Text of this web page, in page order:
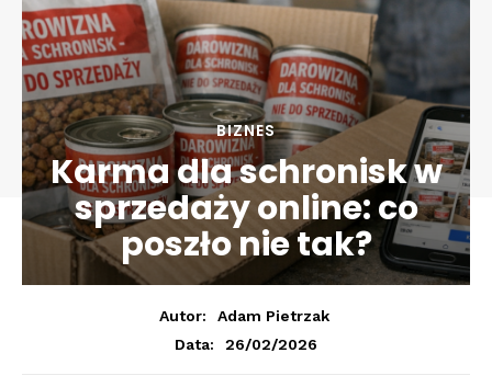
BIZNES
Karma dla schronisk w
sprzedaży online: co
poszło nie tak?
Autor:
Adam Pietrzak
Data:
26/02/2026